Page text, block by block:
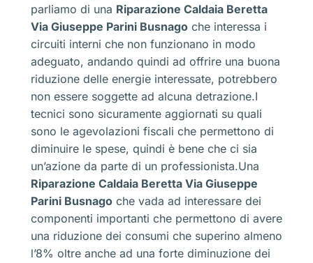
parliamo di una Riparazione Caldaia Beretta
Via Giuseppe Parini Busnago che interessa i
circuiti interni che non funzionano in modo
adeguato, andando quindi ad offrire una buona
riduzione delle energie interessate, potrebbero
non essere soggette ad alcuna detrazione.I
tecnici sono sicuramente aggiornati su quali
sono le agevolazioni fiscali che permettono di
diminuire le spese, quindi è bene che ci sia
un’azione da parte di un professionista.Una
Riparazione Caldaia Beretta Via Giuseppe
Parini Busnago che vada ad interessare dei
componenti importanti che permettono di avere
una riduzione dei consumi che superino almeno
l’8% oltre anche ad una forte diminuzione dei